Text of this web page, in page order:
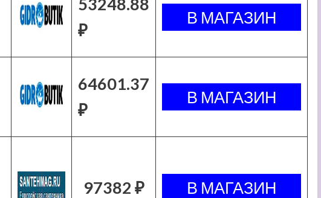
₽
64601.37
₽
97382 ₽